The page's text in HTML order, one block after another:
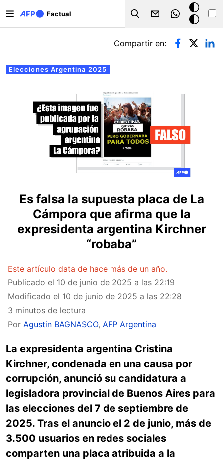
Factual
Search
Modo
oscuro
Solapas principales
Elecciones Argentina 2025
Compartir en:
Es falsa la supuesta placa de La
Cámpora que afirma que la
expresidenta argentina Kirchner
“robaba”
Este artículo data de hace más de un año.
Publicado el 10 de junio de 2025 a las 22:19
Modificado el 10 de junio de 2025 a las 22:28
3 minutos de lectura
Por Agustin BAGNASCO, AFP Argentina
La expresidenta argentina Cristina
Kirchner, condenada en una causa por
corrupción, anunció su candidatura a
legisladora provincial de Buenos Aires para
las elecciones del 7 de septiembre de
2025. Tras el anuncio el 2 de junio, más de
3.500 usuarios en redes sociales
comparten una placa atribuida a la